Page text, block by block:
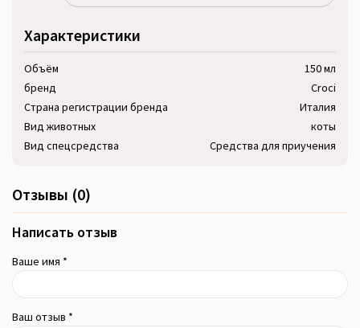
Характеристики
Объём
150 мл
бренд
Croci
Страна регистрации бренда
Италия
Вид животных
коты
Вид спецсредства
Средства для приучения
Отзывы (0)
Написать отзыв
Ваше имя *
Ваш отзыв *